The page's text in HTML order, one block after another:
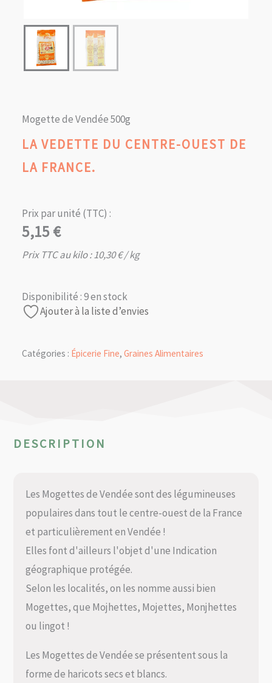
Mogette de Vendée 500g
LA VEDETTE DU CENTRE-OUEST DE
LA FRANCE.
Prix par unité (TTC) :
5,15€
Prix TTC au kilo :10,30€/ kg
Disponibilité :9 en stock
Ajouter à la liste d’envies
Catégories : Épicerie Fine, Graines Alimentaires
DESCRIPTION
Les Mogettes de Vendée sont des légumineuses
populaires dans tout le centre-ouest de la France
et particulièrement en Vendée !
Elles font d'ailleurs l'objet d'une Indication
géographique protégée.
Selon les localités, on les nomme aussi bien
Mogettes, que Mojhettes, Mojettes, Monjhettes
ou lingot !
Les Mogettes de Vendée se présentent sous la
forme de haricots secs et blancs.